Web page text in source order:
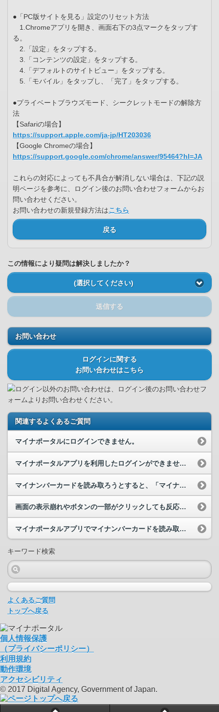
●「PC版サイトを見る」設定のリセット方法
1.Chromeアプリを開き、画面右下の3点マークをタップす
る。
2.「設定」をタップする。
3.「コンテンツの設定」をタップする。
4.「デフォルトのサイトビュー」をタップする。
5.「モバイル」をタップし、「完了」をタップする。
●プライベートブラウズモード、シークレットモードの解除方
法
【Safariの場合】
https://support.apple.com/ja-jp/HT203036
【Google Chromeの場合】
https://support.google.com/chrome/answer/95464?hl=JA
これらの対応によっても不具合が解消しない場合は、下記の説
明ページを参考に、ログイン後のお問い合わせフォームからお
問い合わせください。
お問い合わせの新規登録方法はこちら
戻る
この情報により疑問は解決しましたか？
(選択してください)
送信する
お問い合わせ
ログインに関する
お問い合わせはこちら
ログイン以外のお問い合わせは、ログイン後のお問い合わせフ
ォームよりお問い合わせください。
関連するよくあるご質問
マイナポータルにログインできません。
マイナポータルアプリを利用したログインができません。
マイナンバーカードを読み取ろうとすると、「マイナポータルアプリが起動できませんでした」と表示さ...
画面の表示崩れやボタンの一部がクリックしても反応しません。対処方法を教えてください。
マイナポータルアプリでマイナンバーカードを読み取ると、使用していない別のブラウザアプリが起動し...
キーワード検索
よくあるご質問
トップへ戻る
個人情報保護
（プライバシーポリシー）
利用規約
動作環境
アクセシビリティ
© 2017 Digital Agency, Government of Japan.